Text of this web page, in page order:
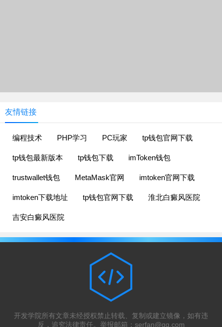
友情链接
编程技术 PHP学习 PC玩家 tp钱包官网下载
tp钱包最新版本 tp钱包下载 imToken钱包
trustwallet钱包 MetaMask官网 imtoken官网下载
imtoken下载地址 tp钱包官网下载 淮北白癜风医院
吉安白癜风医院
开发学院所有文章未经授权禁止转载、复制或建立镜像，如有违
反，追究法律责任。举报邮箱： serfan@qq.com